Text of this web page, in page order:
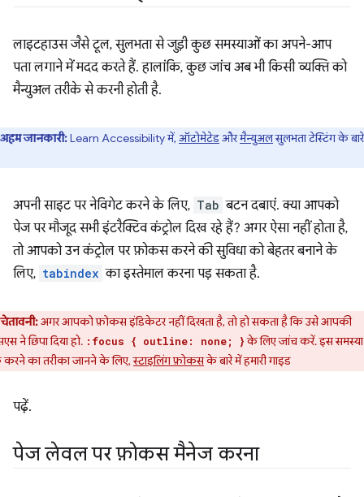
लाइटहाउस जैसे टूल, सुलभता से जुड़ी कुछ समस्याओं का अपने-आप
पता लगाने में मदद करते हैं. हालांकि, कुछ जांच अब भी किसी व्यक्ति को
मैन्युअल तरीके से करनी होती है.
अहम जानकारी:Learn Accessibility में, ऑटोमेटेडऔरमैन्युअलसुलभता टेस्टिंग के
अपनी साइट पर नेविगेट करने के लिए, Tab बटन दबाएं. क्या आपको
पेज पर मौजूद सभी इंटरैक्टिव कंट्रोल दिख रहे हैं? अगर ऐसा नहीं होता है,
तो आपको उन कंट्रोल पर फ़ोकस करने की सुविधा को बेहतर बनाने के
लिए, tabindex का इस्तेमाल करना पड़ सकता है.
चेतावनी:अगर आपको फ़ोकस इंडिकेटर नहीं दिखता है, तो हो सकता है कि उसे आपकी
ने छिपा दिया हो. :focus { outline: none; }के लिए जांच करें. इस
का तरीका जानने के लिए,स्टाइलिंग फ़ोकसके बारे में हमारी गाइड
पढ़ें.
पेज लेवल पर फ़ोकस मैनेज करना